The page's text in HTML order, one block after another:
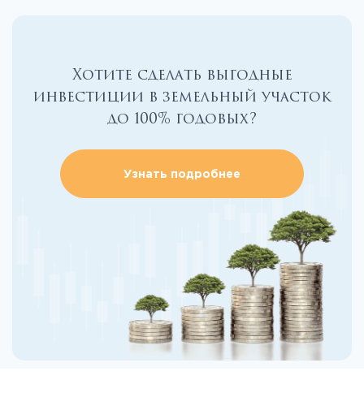
Хотите сделать выгодные
инвестиции в земельный участок
до 100% годовых?
Узнать подробнее